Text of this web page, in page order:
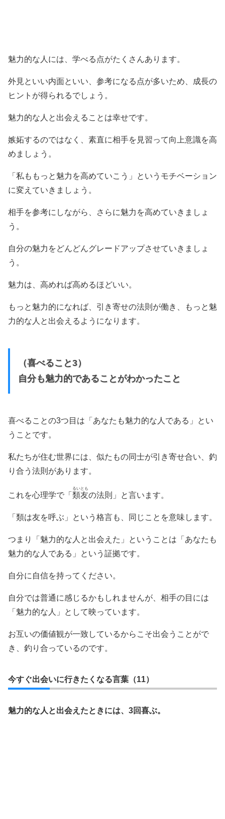
魅力的な人には、学べる点がたくさんあります。
外見といい内面といい、参考になる点が多いため、成長の
ヒントが得られるでしょう。
魅力的な人と出会えることは幸せです。
嫉妬するのではなく、素直に相手を見習って向上意識を高
めましょう。
「私ももっと魅力を高めていこう」というモチベーション
に変えていきましょう。
相手を参考にしながら、さらに魅力を高めていきましょ
う。
自分の魅力をどんどんグレードアップさせていきましょ
う。
魅力は、高めれば高めるほどいい。
もっと魅力的になれば、引き寄せの法則が働き、もっと魅
力的な人と出会えるようになります。
（喜べること3）
自分も魅力的であることがわかったこと
喜べることの3つ目は「あなたも魅力的な人である」とい
うことです。
私たちが住む世界には、似たもの同士が引き寄せ合い、釣
り合う法則があります。
これを心理学で「 類友
るいとも
の法則」と言います。
「類は友を呼ぶ」という格言も、同じことを意味します。
つまり「魅力的な人と出会えた」ということは「あなたも
魅力的な人である」という証拠です。
自分に自信を持ってください。
自分では普通に感じるかもしれませんが、相手の目には
「魅力的な人」として映っています。
お互いの価値観が一致しているからこそ出会うことがで
き、釣り合っているのです。
今すぐ出会いに行きたくなる言葉（11）
魅力的な人と出会えたときには、3回喜ぶ。